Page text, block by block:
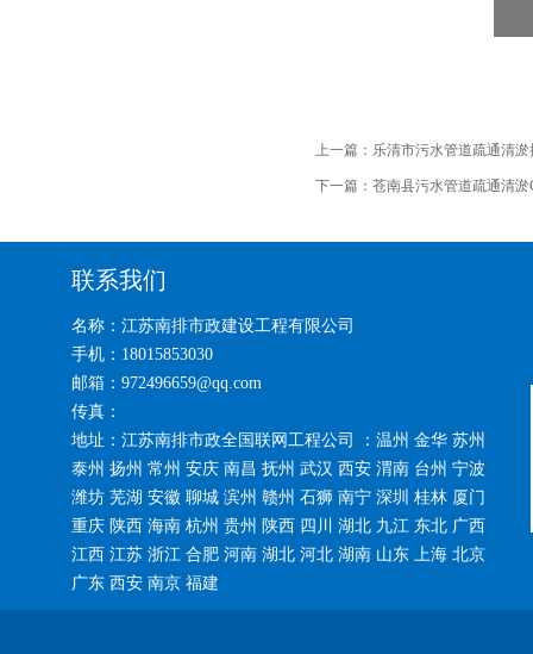
上一篇： 乐清市污水管道疏通清
下一篇： 苍南县污水管道疏通清
联系我们
名称：江苏南排市政建设工程有限公司
手机：18015853030
邮箱：972496659@qq.com
传真：
地址：江苏南排市政全国联网工程公司 ：温州 金华 苏州
泰州 扬州 常州 安庆 南昌 抚州 武汉 西安 渭南 台州 宁波
潍坊 芜湖 安徽 聊城 滨州 赣州 石狮 南宁 深圳 桂林 厦门
重庆 陕西 海南 杭州 贵州 陕西 四川 湖北 九江 东北 广西
江西 江苏 浙江 合肥 河南 湖北 河北 湖南 山东 上海 北京
广东 西安 南京 福建